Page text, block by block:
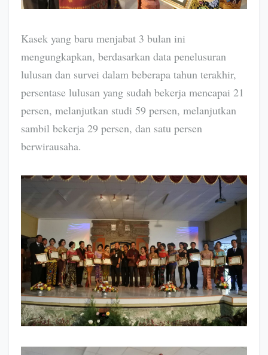
Kasek yang baru menjabat 3 bulan ini
mengungkapkan, berdasarkan data penelusuran
lulusan dan survei dalam beberapa tahun terakhir,
persentase lulusan yang sudah bekerja mencapai 21
persen, melanjutkan studi 59 persen, melanjutkan
sambil bekerja 29 persen, dan satu persen
berwirausaha.